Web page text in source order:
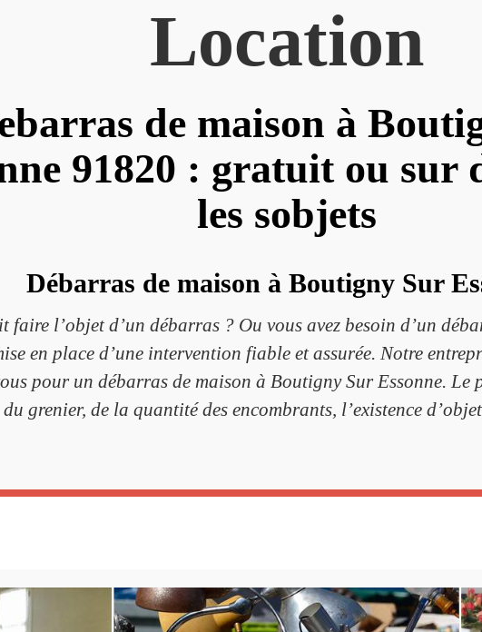
de maison à
91820 : gratuit ou sur
les sobjets
Location
Débarras de maison à Boutigny Sur
faire l’objet d’un débarras ? Ou vous avez besoin d’un
en place d’une intervention fiable et assurée. Notre
pour un débarras de maison à Boutigny Sur Essonne.
du grenier, de la quantité des encombrants, l’existence